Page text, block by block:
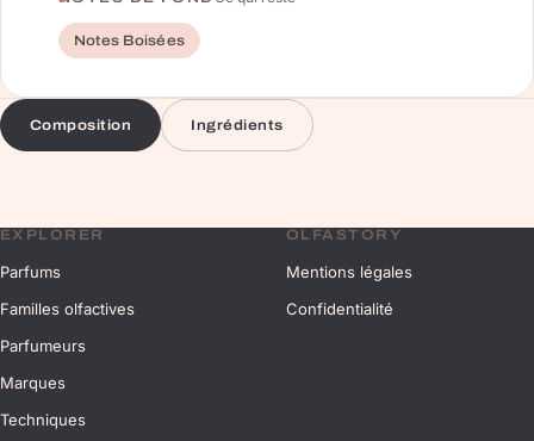
Notes Boisées
Composition Ingrédients
EXPLORER
Parfums
Familles olfactives
Parfumeurs
Marques
Techniques
OLFASTORY
Mentions légales
Confidentialité